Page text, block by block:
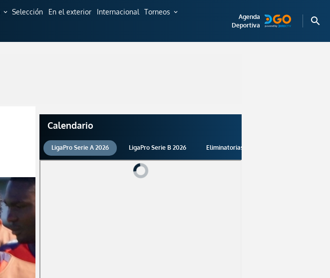
expand_more Selección En el exterior Internacional Torneos expand_more
Agenda
Deportiva
search
Calendario
LigaPro Serie A 2026 LigaPro Serie B 2026 Eliminatorias 2026